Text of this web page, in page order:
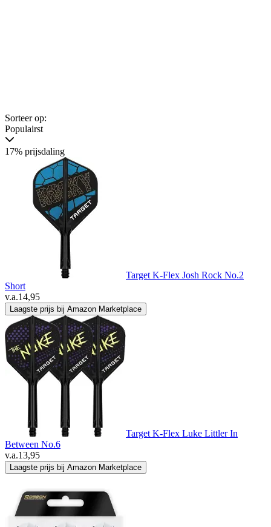
Sorteer op:
Populairst
17% prijsdaling
Target K-Flex Josh Rock No.2
Short
v.a.14,95
Laagste prijs bij Amazon Marketplace
Target K-Flex Luke Littler In
Between No.6
v.a.13,95
Laagste prijs bij Amazon Marketplace